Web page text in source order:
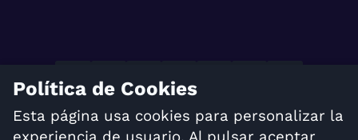
TÉRMINOS Y CONDICIONES
POLÍTICA DE PRIVACIDAD
Política de Cookies
Esta página usa cookies para personalizar la